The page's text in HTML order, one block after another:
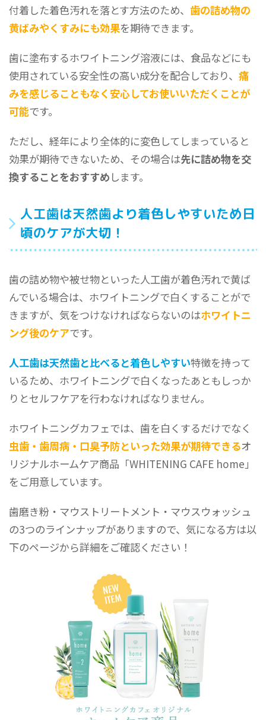
付着した着色汚れを落とす方法のため、歯の詰め物の
黄ばみやくすみにも効果を期待できます。
歯に塗布するホワイトニング溶液には、食品などにも
使用されている安全性の高い成分を配合しており、痛
みを感じることもなく安心してお使いいただくことが
可能です。
ただし、経年により全体的に変色してしまっていると
効果が期待できないため、その場合は先に詰め物を交
換することをおすすめ します。
人工歯は天然歯より着色しやすいため日
頃のケアが大切！
歯の詰め物や被せ物といった人工歯が着色汚れで黄ば
んでいる場合は、ホワイトニングで白くすることがで
きますが、気をつけなければならないのはホワイトニ
ング後のケアです。
人工歯は天然歯と比べると着色しやすい特徴を持って
いるため、ホワイトニングで白くなったあともしっか
りとセルフケアを行わなければなりません。
ホワイトニングカフェでは、歯を白くするだけでなく
虫歯・歯周病・口臭予防といった効果が期待できるオ
リジナルホームケア商品「WHITENING CAFE home」
をご用意しています。
歯磨き粉・マウストリートメント・マウスウォッシュ
の3つのラインナップがありますので、気になる方は以
下のページから詳細をご確認ください！